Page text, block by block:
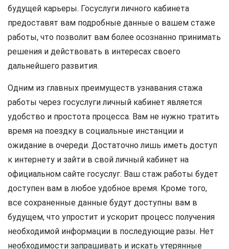
будущей карьеры. Госуслуги личного кабинета
предоставят вам подробные данные о вашем стаже
работы, что позволит вам более осознанно принимать
решения и действовать в интересах своего
дальнейшего развития.
Одним из главных преимуществ узнавания стажа
работы через госуслуги личный кабинет является
удобство и простота процесса. Вам не нужно тратить
время на поездку в социальные инстанции и
ожидание в очереди. Достаточно лишь иметь доступ
к интернету и зайти в свой личный кабинет на
официальном сайте госуслуг. Ваш стаж работы будет
доступен вам в любое удобное время. Кроме того,
все сохраненные данные будут доступны вам в
будущем, что упростит и ускорит процесс получения
необходимой информации в последующие разы. Нет
необходимости запрашивать и искать утерянные